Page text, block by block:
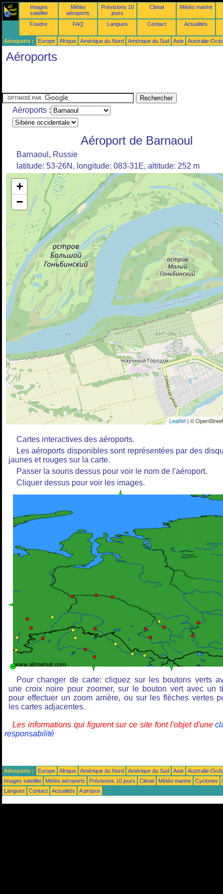
Images
satellite
Météo
aéroports
Prévisions 10
jours
Climat Météo marine
Foudre FAQ Langues Contact Actualités
Aéroports : Europe Afrique Amérique du Nord Amérique du Sud Asie Australie-
Aéroports
Aéroports :
Aéroport de Barnaoul
Barnaoul, Russie
latitude: 53-26N, longitude: 083-31E, altitude: 252 m
+
−
Leaflet| ©
Cartes interactives des aéroports.
Les aéroports disponibles sont représentées par des
jaunes et rouges sur la carte.
Passer la souris dessus pour voir le nom de l'aéroport.
Cliquer dessus pour voir les images.
Pour changer de carte: cliquez sur les boutons verts
une croix noire pour zoomer, sur le bouton vert avec un
pour effectuer un zoom arrière, ou sur les flèches vertes
les cartes adjacentes.
Les informations qui figurent sur ce site font l'objet d'une
responsabilité
Aéroports : Europe Afrique Amérique du Nord Amérique du Sud Asie
Australie-
Images satellite
Météo aéroports Prévisions 10 jours Climat Météo marine Cyclones
Langues
Contact Actualités A propos